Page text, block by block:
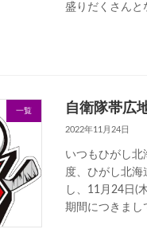
盛りだくさんと
一覧 自衛隊帯広
2022年11月24日
いつもひがし北
度、ひがし北
し、11月24日(
期間につきまし